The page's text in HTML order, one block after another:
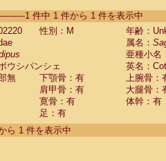
Saguinus labiatus(0)
Saguinus leucopus (0)
Saguinus nigricollis (0)
Saguinus oedipus
Saguinus weddelli
Saguinusspp.
Aotus trivirgatus
Cebus albifrons
1 件中 1 件から 1 件を表示中
性別：M
年齢：
属名：
亜種小名
ウシパンシェ
英名：
無
下顎骨：有
上腕骨：
肩甲骨：有
大腿骨：
寛骨：有
体幹：有
足：有
ら 1 件を表示中